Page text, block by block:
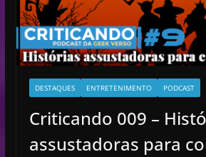
DESTAQUES ENTRETENIMENTO PODCAST
Criticando 009 –
assustadoras para